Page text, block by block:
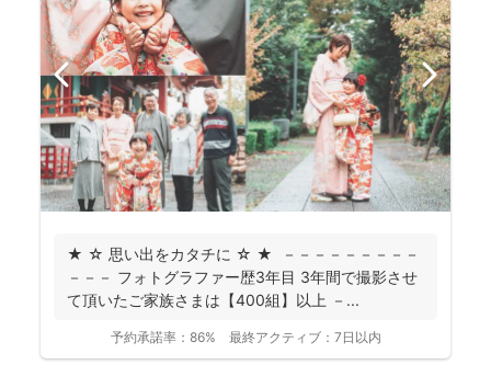
★ ☆ 思い出をカタチに ☆ ★ －－－－－－－－－
－－－ フォトグラファー歴3年目 3年間で撮影させ
て頂いたご家族さまは【400組】以上 －...
予約承諾率： 86% 最終アクティブ： 7日以内